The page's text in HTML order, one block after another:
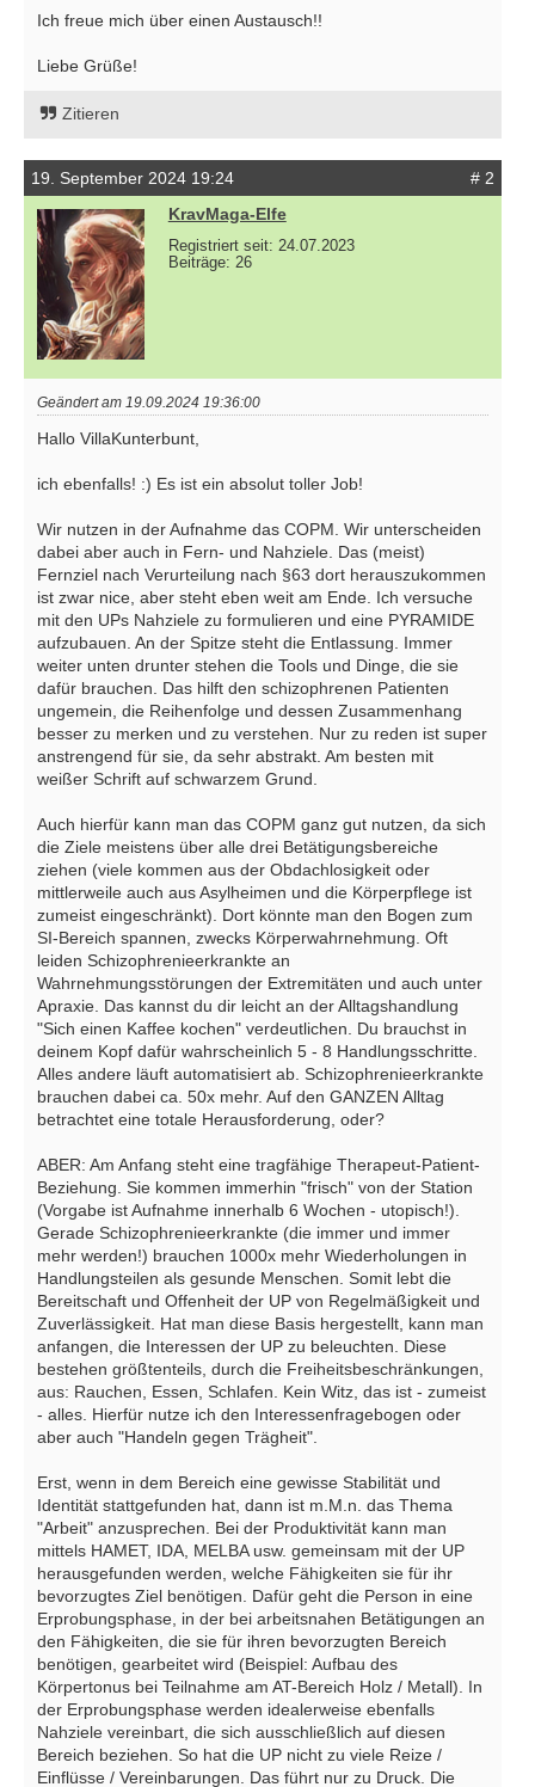
Ich freue mich über einen Austausch!!
Liebe Grüße!
Zitieren
19. September 2024 19:24
# 2
KravMaga-Elfe
Registriert seit: 24.07.2023
Beiträge: 26
Geändert am 19.09.2024 19:36:00
Hallo VillaKunterbunt,
ich ebenfalls! :) Es ist ein absolut toller Job!
Wir nutzen in der Aufnahme das COPM. Wir unterscheiden
dabei aber auch in Fern- und Nahziele. Das (meist)
Fernziel nach Verurteilung nach §63 dort herauszukommen
ist zwar nice, aber steht eben weit am Ende. Ich versuche
mit den UPs Nahziele zu formulieren und eine PYRAMIDE
aufzubauen. An der Spitze steht die Entlassung. Immer
weiter unten drunter stehen die Tools und Dinge, die sie
dafür brauchen. Das hilft den schizophrenen Patienten
ungemein, die Reihenfolge und dessen Zusammenhang
besser zu merken und zu verstehen. Nur zu reden ist super
anstrengend für sie, da sehr abstrakt. Am besten mit
weißer Schrift auf schwarzem Grund.
Auch hierfür kann man das COPM ganz gut nutzen, da sich
die Ziele meistens über alle drei Betätigungsbereiche
ziehen (viele kommen aus der Obdachlosigkeit oder
mittlerweile auch aus Asylheimen und die Körperpflege ist
zumeist eingeschränkt). Dort könnte man den Bogen zum
SI-Bereich spannen, zwecks Körperwahrnehmung. Oft
leiden Schizophrenieerkrankte an
Wahrnehmungsstörungen der Extremitäten und auch unter
Apraxie. Das kannst du dir leicht an der Alltagshandlung
"Sich einen Kaffee kochen" verdeutlichen. Du brauchst in
deinem Kopf dafür wahrscheinlich 5 - 8 Handlungsschritte.
Alles andere läuft automatisiert ab. Schizophrenieerkrankte
brauchen dabei ca. 50x mehr. Auf den GANZEN Alltag
betrachtet eine totale Herausforderung, oder?
ABER: Am Anfang steht eine tragfähige Therapeut-Patient-
Beziehung. Sie kommen immerhin "frisch" von der Station
(Vorgabe ist Aufnahme innerhalb 6 Wochen - utopisch!).
Gerade Schizophrenieerkrankte (die immer und immer
mehr werden!) brauchen 1000x mehr Wiederholungen in
Handlungsteilen als gesunde Menschen. Somit lebt die
Bereitschaft und Offenheit der UP von Regelmäßigkeit und
Zuverlässigkeit. Hat man diese Basis hergestellt, kann man
anfangen, die Interessen der UP zu beleuchten. Diese
bestehen größtenteils, durch die Freiheitsbeschränkungen,
aus: Rauchen, Essen, Schlafen. Kein Witz, das ist - zumeist
- alles. Hierfür nutze ich den Interessenfragebogen oder
aber auch "Handeln gegen Trägheit".
Erst, wenn in dem Bereich eine gewisse Stabilität und
Identität stattgefunden hat, dann ist m.M.n. das Thema
"Arbeit" anzusprechen. Bei der Produktivität kann man
mittels HAMET, IDA, MELBA usw. gemeinsam mit der UP
herausgefunden werden, welche Fähigkeiten sie für ihr
bevorzugtes Ziel benötigen. Dafür geht die Person in eine
Erprobungsphase, in der bei arbeitsnahen Betätigungen an
den Fähigkeiten, die sie für ihren bevorzugten Bereich
benötigen, gearbeitet wird (Beispiel: Aufbau des
Körpertonus bei Teilnahme am AT-Bereich Holz / Metall). In
der Erprobungsphase werden idealerweise ebenfalls
Nahziele vereinbart, die sich ausschließlich auf diesen
Bereich beziehen. So hat die UP nicht zu viele Reize /
Einflüsse / Vereinbarungen. Das führt nur zu Druck. Die